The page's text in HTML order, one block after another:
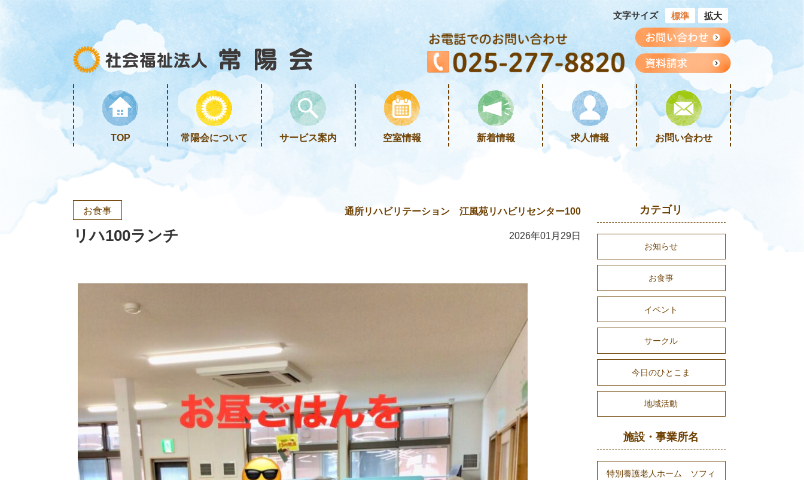
文字サイズ 標準 拡大
TOP 常陽会について サービス案内 空室情報 新着情報 求人情報 お問い合わせ
お食事 通所リハビリテーション 江風苑リハビリセンター100
リハ100ランチ 2026年01月29日
カテゴリ
お知らせ
お食事
イベント
サークル
今日のひとこま
地域活動
施設・事業所名
特別養護老人ホーム ソフィ